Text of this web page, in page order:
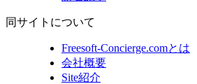
同サイトについて
Freesoft-Concierge.comとは
会社概要
Site紹介